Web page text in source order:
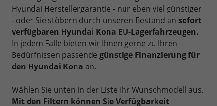
Hyundai Herstellergarantie - nur eben viel günstiger
- oder Sie stöbern durch unseren Bestand an sofort
verfügbaren Hyundai Kona EU-Lagerfahrzeugen.
In jedem Falle bieten wir Ihnen gerne zu Ihren
Bedürfnissen passende günstige Finanzierung für
den Hyundai Kona an.
Wählen Sie unten in der Liste Ihr Wunschmodell aus.
Mit den Filtern können Sie Verfügbarkeit